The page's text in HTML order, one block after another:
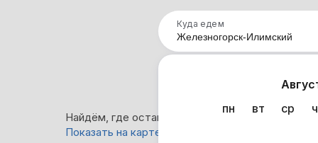
Куда едем
пн
вт ср
Найдём, где остановиться в Железногорске-
Показать на карте